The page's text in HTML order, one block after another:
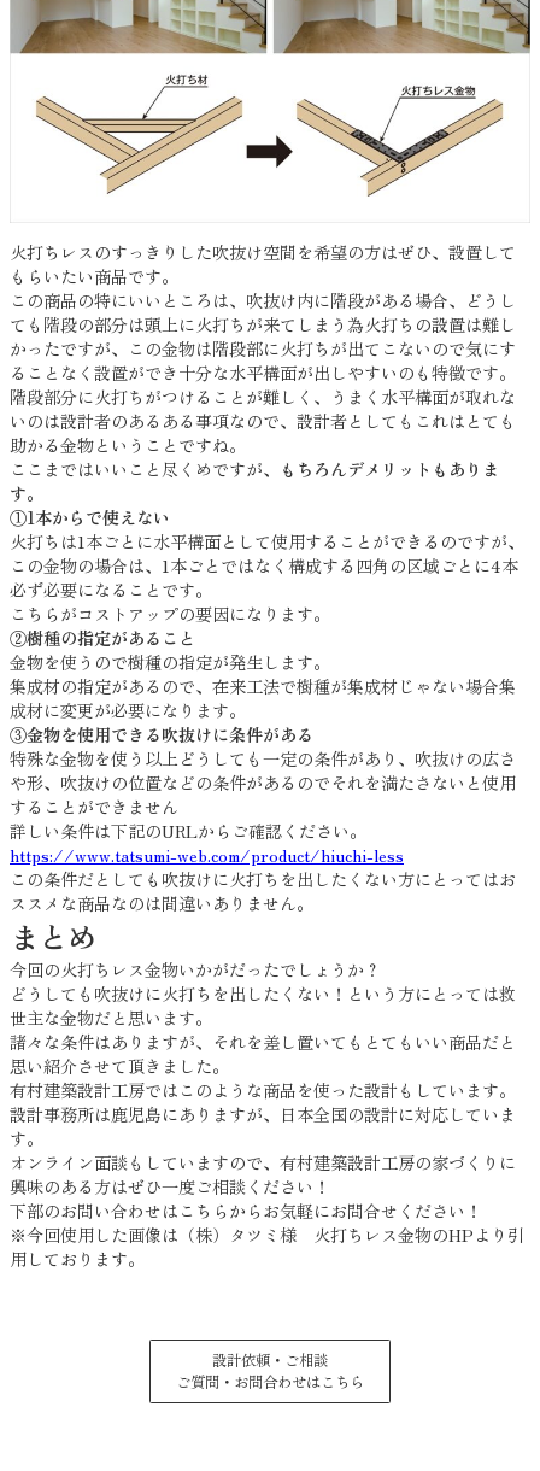
火打ちレスのすっきりした吹抜け空間を希望の方はぜひ、設置して
もらいたい商品です。
この商品の特にいいところは、吹抜け内に階段がある場合、どうし
ても階段の部分は頭上に火打ちが来てしまう為火打ちの設置は難し
かったですが、この金物は階段部に火打ちが出てこないので気にす
ることなく設置ができ十分な水平構面が出しやすいのも特徴です。
階段部分に火打ちがつけることが難しく、うまく水平構面が取れな
いのは設計者のあるある事項なので、設計者としてもこれはとても
助かる金物ということですね。
ここまではいいこと尽くめですが、 もちろんデメリットもありま
す。
①1本からで使えない
火打ちは1本ごとに水平構面として使用することができるのですが、
この金物の場合は、1本ごとではなく構成する四角の区域ごとに4本
必ず必要になることです。
こちらがコストアップの要因になります。
②樹種の指定があること
金物を使うので樹種の指定が発生します。
集成材の指定があるので、在来工法で樹種が集成材じゃない場合集
成材に変更が必要になります。
③金物を使用できる吹抜けに条件がある
特殊な金物を使う以上どうしても一定の条件があり、吹抜けの広さ
や形、吹抜けの位置などの条件があるのでそれを満たさないと使用
することができません
詳しい条件は下記のURLからご確認ください。
https://www.tatsumi-web.com/product/hiuchi-less
この条件だとしても吹抜けに火打ちを出したくない方にとってはお
ススメな商品なのは間違いありません。
まとめ
今回の火打ちレス金物いかがだったでしょうか？
どうしても吹抜けに火打ちを出したくない！という方にとっては救
世主な金物だと思います。
諸々な条件はありますが、それを差し置いてもとてもいい商品だと
思い紹介させて頂きました。
有村建築設計工房ではこのような商品を使った設計もしています。
設計事務所は鹿児島にありますが、日本全国の設計に対応していま
す。
オンライン面談もしていますので、有村建築設計工房の家づくりに
興味のある方はぜひ一度ご相談ください！
下部のお問い合わせはこちらからお気軽にお問合せください！
※今回使用した画像は（株）タツミ様 火打ちレス金物のHPより引
用しております。
設計依頼・ご相談
ご質問・お問合わせはこちら